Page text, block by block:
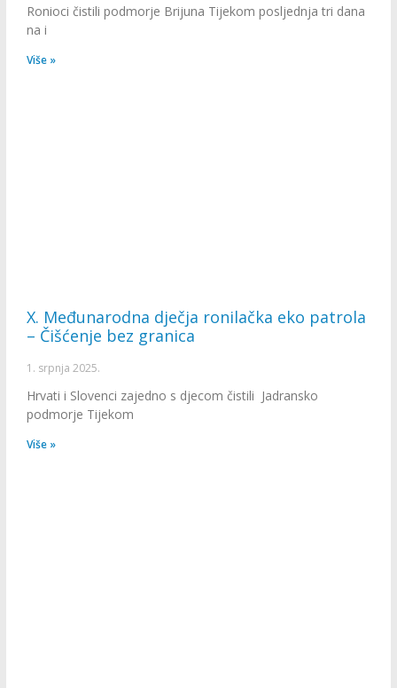
Ronioci čistili podmorje Brijuna Tijekom posljednja tri dana
na i
Više »
X. Međunarodna dječja ronilačka eko patrola
– Čišćenje bez granica
1. srpnja 2025.
Hrvati i Slovenci zajedno s djecom čistili Jadransko
podmorje Tijekom
Više »